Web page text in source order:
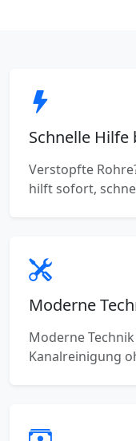
Schnelle
Verstopfte
hilft sofort,
Moderne
Moderne
Kanalreinigung